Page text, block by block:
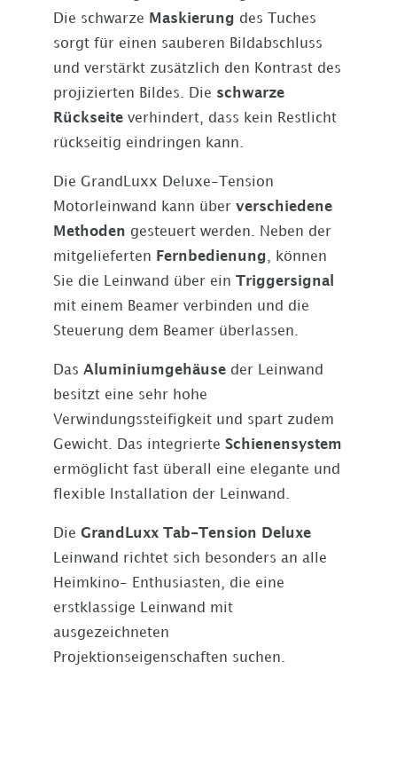
Die schwarze Maskierung des Tuches
sorgt für einen sauberen Bildabschluss
und verstärkt zusätzlich den Kontrast des
projizierten Bildes. Die schwarze
Rückseite verhindert, dass kein Restlicht
rückseitig eindringen kann.
Die GrandLuxx Deluxe-Tension
Motorleinwand kann über verschiedene
Methoden gesteuert werden. Neben der
mitgelieferten Fernbedienung , können
Sie die Leinwand über ein
Triggersignal
mit einem Beamer verbinden und die
Steuerung dem Beamer überlassen.
Das Aluminiumgehäuse der Leinwand
besitzt eine sehr hohe
Verwindungssteifigkeit und spart zudem
Gewicht. Das integrierte Schienensystem
ermöglicht fast überall eine elegante und
flexible Installation der Leinwand.
Die GrandLuxx Tab-Tension Deluxe
Leinwand richtet sich besonders an alle
Heimkino- Enthusiasten, die eine
erstklassige Leinwand mit
ausgezeichneten
Projektionseigenschaften suchen.